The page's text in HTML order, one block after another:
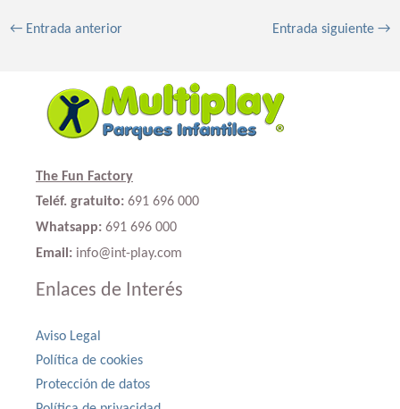
←Entrada anterior Entrada siguiente→
The Fun Factory
Teléf. gratuito: 691 696 000
Whatsapp: 691 696 000
Email: info@int-play.com
Enlaces de Interés
Aviso Legal
Política de cookies
Protección de datos